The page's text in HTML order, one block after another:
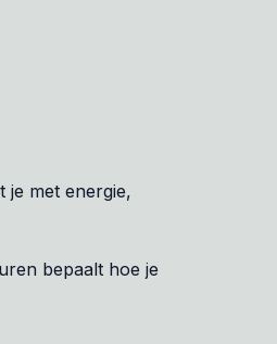
je met energie,
bepaalt hoe je